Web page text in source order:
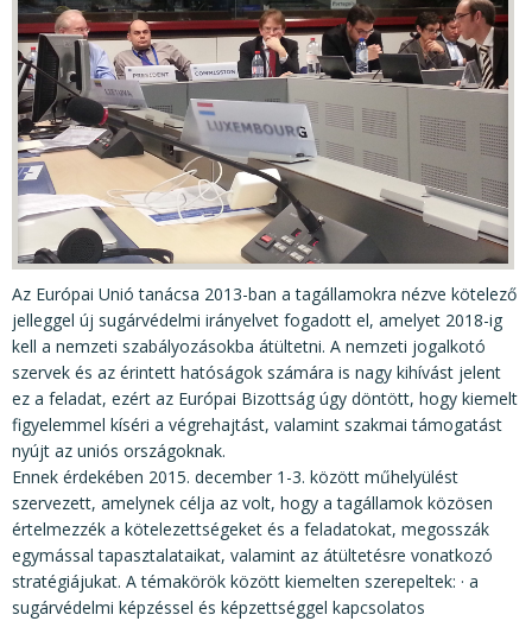
JOGI SZABÁLYOZÁS, ÚTMUTATÓK
KIADVÁNYOK, JELENTÉSEK
NYOMTATVÁNYOK, SZOFTVEREK
E-ÜGYINTÉZÉS
Az Európai Unió tanácsa 2013-ban a tagállamokra nézve kötelező
jelleggel új sugárvédelmi irányelvet fogadott el, amelyet 2018-ig
kell a nemzeti szabályozásokba átültetni. A nemzeti jogalkotó
szervek és az érintett hatóságok számára is nagy kihívást jelent
ez a feladat, ezért az Európai Bizottság úgy döntött, hogy kiemelt
figyelemmel kíséri a végrehajtást, valamint szakmai támogatást
nyújt az uniós országoknak.
Ennek érdekében 2015. december 1-3. között műhelyülést
szervezett, amelynek célja az volt, hogy a tagállamok közösen
értelmezzék a kötelezettségeket és a feladatokat, megosszák
egymással tapasztalataikat, valamint az átültetésre vonatkozó
stratégiájukat. A témakörök között kiemelten szerepeltek: · a
sugárvédelmi képzéssel és képzettséggel kapcsolatos